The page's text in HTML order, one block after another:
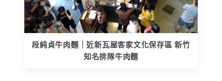
段純貞牛肉麵｜近新瓦屋客家文化保存區 新竹
知名排隊牛肉麵